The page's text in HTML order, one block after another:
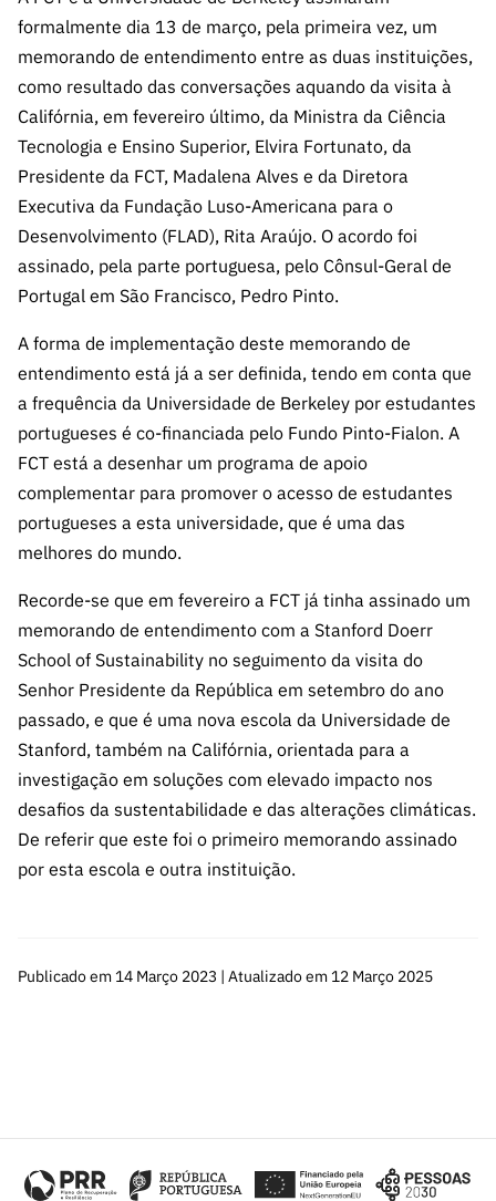
s
Manifesta
ções de
Interesse
FCCN,
serviços
FCT
Canais de
Apoios
PRR –
“Ciência +
Digital” e
Capacitaç
ão”
formalmente dia 13 de março, pela primeira vez, um
memorando de entendimento entre as duas instituições,
como resultado das conversações aquando da visita à
Califórnia, em fevereiro último, da Ministra da Ciência
Tecnologia e Ensino Superior, Elvira Fortunato, da
Presidente da FCT, Madalena Alves e da Diretora
Executiva da Fundação Luso-Americana para o
Desenvolvimento (FLAD), Rita Araújo. O acordo foi
assinado, pela parte portuguesa, pelo Cônsul-Geral de
Portugal em São Francisco, Pedro Pinto.
A forma de implementação deste memorando de
entendimento está já a ser definida, tendo em conta que
a frequência da Universidade de Berkeley por estudantes
portugueses é co-financiada pelo Fundo Pinto-Fialon. A
FCT está a desenhar um programa de apoio
complementar para promover o acesso de estudantes
portugueses a esta universidade, que é uma das
melhores do mundo.
Recorde-se que em fevereiro a FCT já tinha assinado um
memorando de entendimento com a Stanford Doerr
School of Sustainability no seguimento da visita do
Senhor Presidente da República em setembro do ano
passado, e que é uma nova escola da Universidade de
Stanford, também na Califórnia, orientada para a
investigação em soluções com elevado impacto nos
desafios da sustentabilidade e das alterações climáticas.
De referir que este foi o primeiro memorando assinado
por esta escola e outra instituição.
Publicado em 14 Março 2023 | Atualizado em 12 Março 2025